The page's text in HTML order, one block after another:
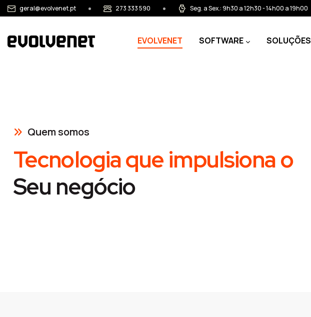
Passar para o conteúdo principal
geral@evolvenet.pt 273 333 590 Seg. a Sex.: 9h30 a 12h30 - 14h00 a 19h00
EVOLVENET SOFTWARE SOLUÇÕES
Quem somos
Tecnologia que impulsiona o
Seu negócio